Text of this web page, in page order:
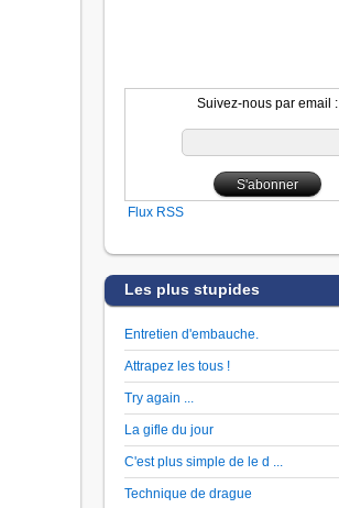
Suivez-nous par email :
Flux RSS
Les plus stupides
Entretien d'embauche.
Attrapez les tous !
Try again ...
La gifle du jour
C'est plus simple de le d ...
Technique de drague